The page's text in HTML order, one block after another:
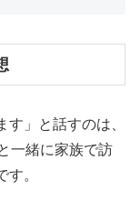
す」と話すのは、
一緒に家族で訪
。